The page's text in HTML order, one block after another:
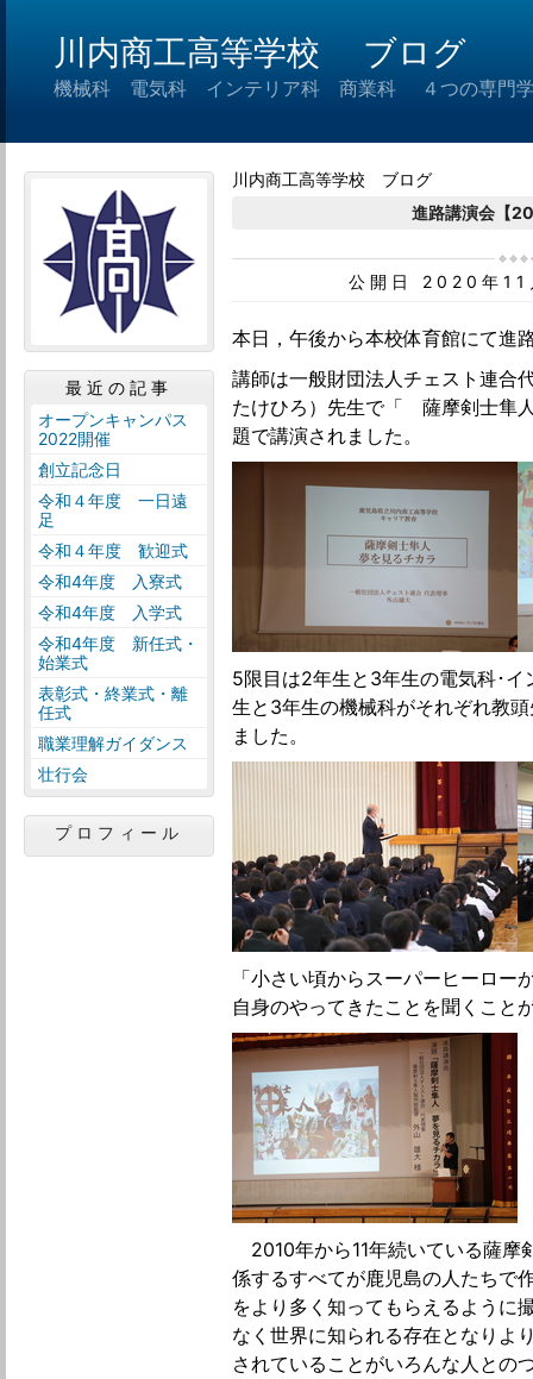
川内商工高等学校 ブログ
機械科 電気科 インテリア科 商業科 ４つの専門学
川内商工高等学校 ブログ
進路講演会【
公開日 2020年
本日，午後から本校体育館にて進
講師は一般財団法人チェスト連
たけひろ）先生で「 薩摩剣士
題で講演されました。
5限目は2年生と3年生の電気科･
生と3年生の機械科がそれぞれ教
ました。
「小さい頃からスーパーヒーロ
自身のやってきたことを聞くこと
2010年から11年続いている薩摩
係するすべてが鹿児島の人たちで
をより多く知ってもらえるように
なく世界に知られる存在となりよ
されていることがいろんな人との
最近の記事
オープンキャンパス
2022開催
創立記念日
令和４年度 一日遠
足
令和４年度 歓迎式
令和4年度 入寮式
令和4年度 入学式
令和4年度 新任式・
始業式
表彰式・終業式・離
任式
職業理解ガイダンス
壮行会
プロフィール